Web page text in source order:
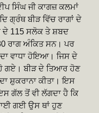
ਸਿੰਘ ਜੀ ਕਾਗਜ਼ ਕਲਮਾਂ
ਗ੍ਰੰਥ ਬੀੜ ਵਿੱਚ ਰਾਗਾਂ ਦੇ
ਦੇ 115 ਸਲੋਕ ਤੇ ਸ਼ਬਦ
ਰਾਗ ਅੰਕਿਤ ਸਨ। ਪਰ
ਵਾਧਾ ਹੋਇਆ। ਜਿਸ ਦੇ
ਗਏ। ਬੀੜ ਦੇ ਤਿਆਰ ਹੋਣ
ਸ਼ੁਕਰਾਨਾ ਕੀਤਾ। ਇਸ
ਗੱਲ ਤੋਂ ਵੀ ਲੱਗਦਾ ਹੈ ਕਿ
ਗਈ ਉਸ ਥਾਂ ਹੁਣ